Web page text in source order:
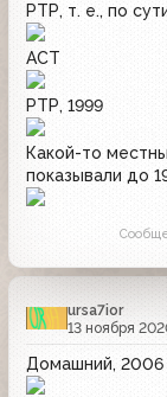
РТР, т. е., по
АСТ
РТР, 1999
Какой-то
показывали до
ursa7ior
13 ноября
Домашний, 2006